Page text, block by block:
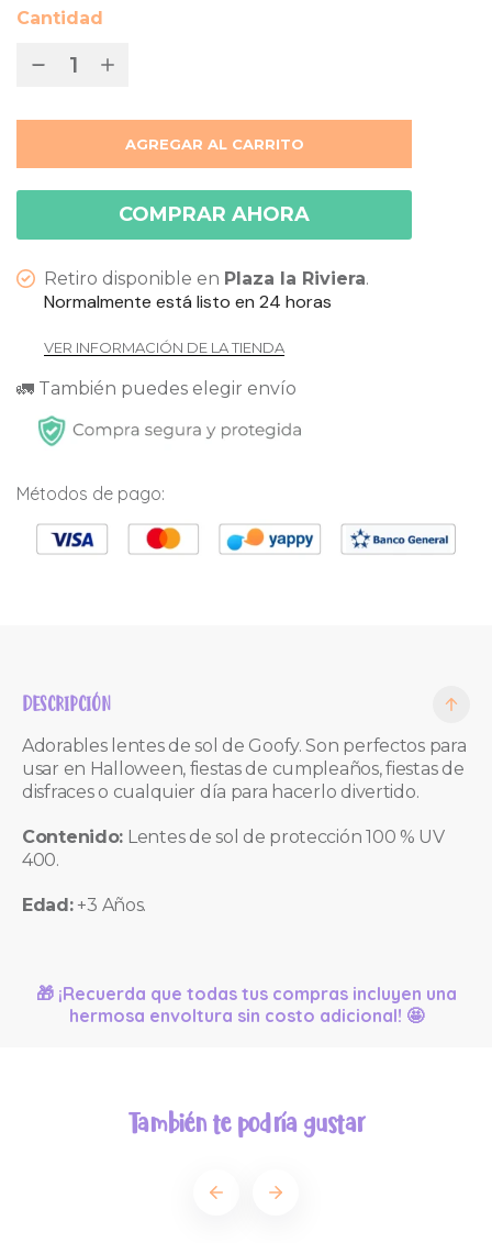
Cantidad
AGREGAR AL CARRITO
COMPRAR AHORA
Retiro disponible en Plaza la Riviera.
Normalmente está listo en 24 horas
VER INFORMACIÓN DE LA TIENDA
🚛 También puedes elegir envío
Métodos de pago:
DESCRIPCIÓN
Adorables lentes de sol de Goofy.Son perfectos para
usar en Halloween, fiestas de cumpleaños, fiestas de
disfraces o cualquier día para hacerlo divertido.
Contenido: Lentes de sol de protección 100 % UV
400.
Edad: +3 Años.
🎁 ¡Recuerda que todas tus compras incluyen una
hermosa envoltura sin costo adicional! 🤩
También te podría gustar